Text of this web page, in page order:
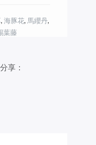
, 海豚花, 馬纓丹,
葉藤
享：